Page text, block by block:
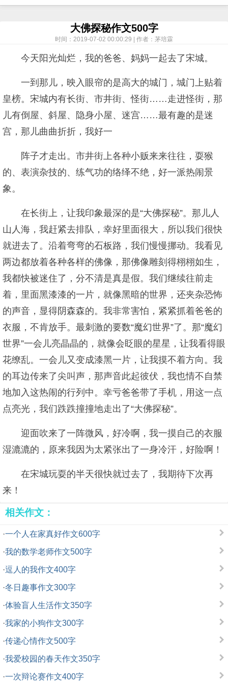
大佛探秘作文500字
时间：2019-07-02 00:00:29 | 作者：茅培霖
今天阳光灿烂，我的爸爸、妈妈一起去了宋城。
一到那儿，映入眼帘的是高大的城门，城门上贴着
皇榜。宋城内有长街、市井街、怪街……走进怪街，那
儿有倒屋、斜屋、隐身小屋、迷宫……最有趣的是迷
宫，那儿曲曲折折，我好一
阵子才走出。市井街上各种小贩来来往往，耍猴
的、表演杂技的、练气功的络绎不绝，好一派热闹景
象。
在长街上，让我印象最深的是“大佛探秘”。那儿人
山人海，我赶紧去排队，幸好里面很大，所以我们很快
就进去了。沿着弯弯的石板路，我们慢慢挪动。我看见
两边都放着各种各样的佛像，那佛像雕刻得栩栩如生，
我都快被迷住了，分不清是真是假。我们继续往前走
着，里面黑漆漆的一片，就像黑暗的世界，还夹杂恐怖
的声音，显得阴森森的。我非常害怕，紧紧抓着爸爸的
衣服，不肯放手。最刺激的要数“魔幻世界”了。那“魔幻
世界”一会儿亮晶晶的，就像会眨眼的星星，让我看得眼
花缭乱。一会儿又变成漆黑一片，让我摸不着方向。我
的耳边传来了尖叫声，那声音此起彼伏，我也情不自禁
地加入这热闹的行列中。幸亏爸爸带了手机，用这一点
点亮光，我们跌跌撞撞地走出了“大佛探秘”。
迎面吹来了一阵微风，好冷啊，我一摸自己的衣服
湿漉漉的，原来我因为太紧张出了一身冷汗，好险啊！
在宋城玩耍的半天很快就过去了，我期待下次再
来！
相关作文：
·一个人在家真好作文600字
·我的数学老师作文500字
·逗人的我作文400字
·冬日趣事作文300字
·体验盲人生活作文350字
·我家的小狗作文300字
·传递心情作文500字
·我爱校园的春天作文350字
·一次辩论赛作文400字